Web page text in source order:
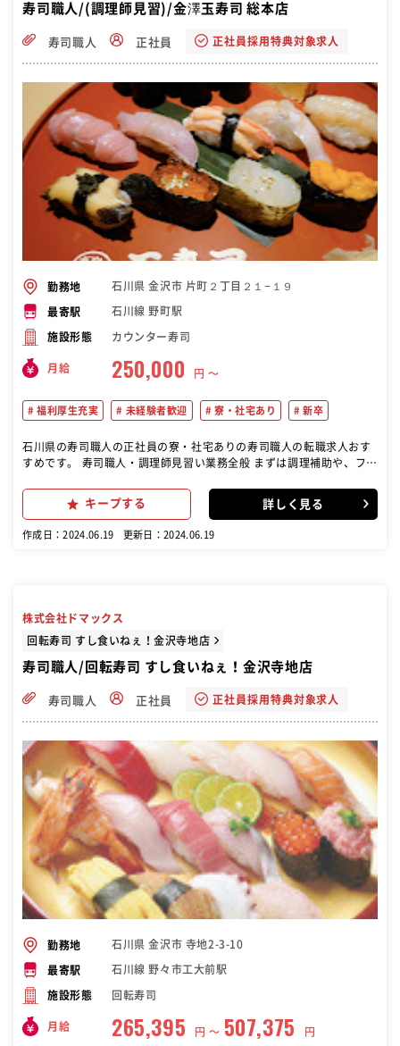
適性を見ながら、段階を踏んで指導していきます。 （1年後） 店舗運
後、店舗の店長や仕入れ管理責任者といったキャリアがあります。コ
ツコツ現場で頑張っていた寿司職人が独立開業してFC店舗の社長とし
り評価します。 ＜じつは魚をさばくのが8割！魚の種類が多くて飽き
ない仕事です＞ 「まぐろ」「のどぐろ」「がす海老」「ぶり」…な
ど、多くの魚を扱っている当店。季節や年によっても扱う魚が違うの
で、いろいろな魚のさばき方を覚えて、何年もかけてコツコツと努力
し、プロの寿司職人を目指せる楽しみがあります！また、寿司を握っ
たり、魚をさばく技術は、無くならないし、今後も必要とされていく
もの。手に職をつけたい！何かのプロになりたい！という方にはピッ
タリです。
寿司職人/(調理師見習)/金澤玉寿司 総本店
寿司職人 正社員 正社員採用特典対象求人
勤務地 石川県 金沢市 片町２丁目２１−１９
最寄駅 石川線 野町駅
施設形態 カウンター寿司
月給 250,000 円 〜
福利厚生充実 未経験者歓迎 寮・社宅あり 新卒
石川県の寿司職人の正社員の寮・社宅ありの寿司職人の転職求人おす
すめです。 寿司職人・調理師見習い業務全般 まずは調理補助や、フロ
身につけていただきます。また、いづれ自分の店舗を持てる迄 に指導
し、寿司ばかりでなく割烹等の日本料理全般を身につけ、調理師免
塾の受講がで きます。★日本調理技能士会に出場出来ます。★全国大
キープする 詳しく見る
作成日：2024.06.19 更新日：2024.06.19
株式会社ドマックス
回転寿司 すし食いねぇ！金沢寺地店
寿司職人/回転寿司 すし食いねぇ！金沢寺地店
寿司職人 正社員 正社員採用特典対象求人
勤務地 石川県 金沢市 寺地2-3-10
最寄駅 石川線 野々市工大前駅
施設形態 回転寿司
月給 265,395 円 〜 507,375 円